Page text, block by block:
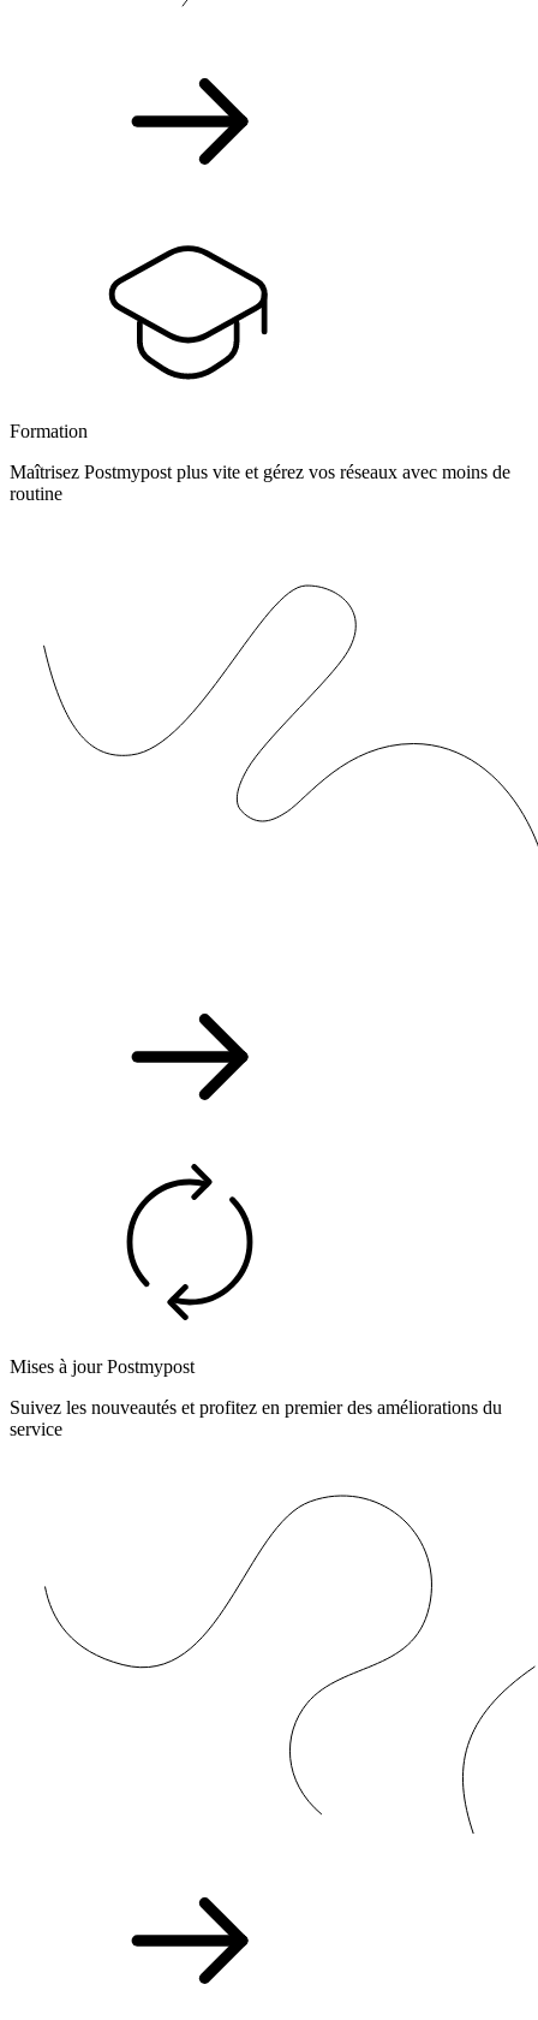
Formation
Maîtrisez Postmypost plus vite et gérez vos réseaux avec moins de
routine
Mises à jour Postmypost
Suivez les nouveautés et profitez en premier des améliorations du
service